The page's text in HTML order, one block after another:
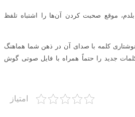
بلدم، موقع صحبت کردن آن‌ها را اشتباه تلفظ
کلمه با صدای آن در ذهن شما هماهنگ
جدید را حتماً همراه با فایل صوتی گوش
امتیاز